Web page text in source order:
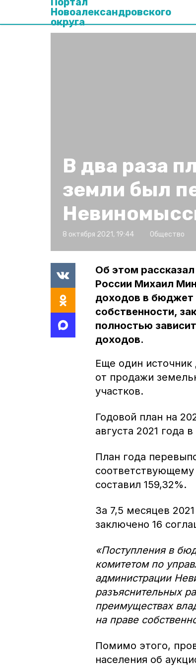
Новоалександровского
округа
В два раза
земли был
8 октября 2021, 19:44 Общество
Об этом
России Михаил
доходов в бюджет
собственности,
полностью
доходов.
Еще один
от продажи
участков.
Годовой план на
августа 2021 года
План года
составил 159,32%.
За 7,5 месяцев
заключено 16
«Поступления в
комитетом по
администрации
разъяснительных
преимуществах
на праве
Помимо этого,
населения об